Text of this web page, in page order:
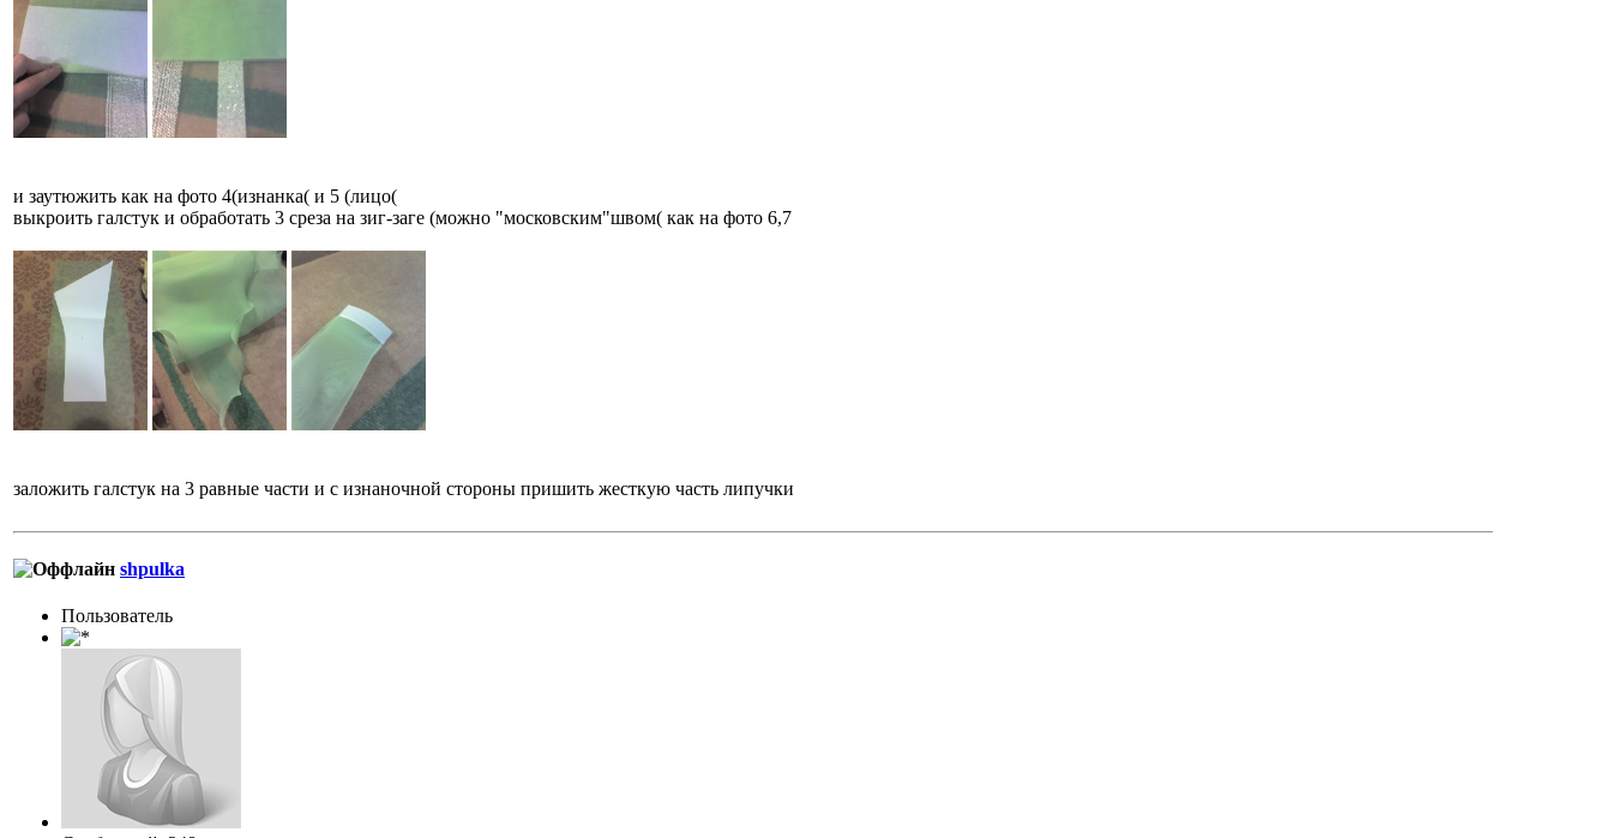
и заутюжить как на фото 4(изнанка( и 5 (лицо(
выкроить галстук и обработать 3 среза на зиг-заге (можно "московским"швом( как на фото 6,7
заложить галстук на 3 равные части и с изнаночной стороны пришить жесткую часть липучки
shpulka
Пользовaтeль